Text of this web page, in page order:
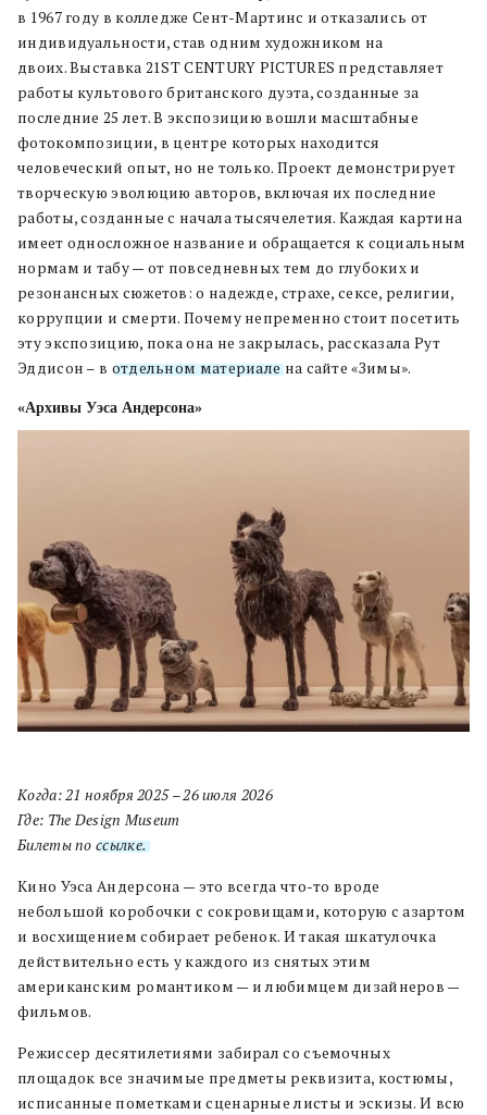
в 1967 году в колледже Сент-Мартинс и отказались от
индивидуальности, став одним художником на
двоих. Выставка 21ST CENTURY PICTURES представляет
работы культового британского дуэта, созданные за
последние 25 лет. В экспозицию вошли масштабные
фотокомпозиции, в центре которых находится
человеческий опыт, но не только. Проект демонстрирует
творческую эволюцию авторов, включая их последние
работы, созданные с начала тысячелетия. Каждая картина
имеет односложное название и обращается к социальным
нормам и табу — от повседневных тем до глубоких и
резонансных сюжетов: о надежде, страхе, сексе, религии,
коррупции и смерти. Почему непременно стоит посетить
эту экспозицию, пока она не закрылась, рассказала Рут
Эддисон – в отдельном материалена сайте «Зимы».
«Архивы Уэса Андерсона»
Когда: 21 ноября 2025 – 26 июля 2026
Где: The Design Museum
Билеты по ссылке.
Кино Уэса Андерсона — это всегда что-то вроде
небольшой коробочки с сокровищами, которую с азартом
и восхищением собирает ребенок. И такая шкатулочка
действительно есть у каждого из снятых этим
американским романтиком — и любимцем дизайнеров —
фильмов.
Режиссер десятилетиями забирал со съемочных
площадок все значимые предметы реквизита, костюмы,
исписанные пометками сценарные листы и эскизы. И всю